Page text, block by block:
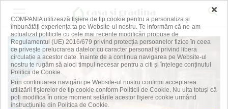
×
COMPANIA utilizează fişiere de tip cookie pentru a personaliza și
îmbunătăți experiența ta pe Website-ul nostru. Te informăm că ne-am
actualizat politicile cu cele mai recente modificări propuse de
Regulamentul (UE) 2016/679 privind protecția persoanelor fizice în ceea
ce privește prelucrarea datelor cu caracter personal și privind libera
circulație a acestor date. Înainte de a continua navigarea pe Website-ul
nostru te rugăm să aloci timpul necesar pentru a citi și înțelege conținutul
Politicii de Cookie.
Prin continuarea navigării pe Website-ul nostru confirmi acceptarea
utilizării fişierelor de tip cookie conform Politicii de Cookie. Nu uita totuși că
poți modifica în orice moment setările acestor fişiere cookie urmând
instrucțiunile din Politica de Cookie.